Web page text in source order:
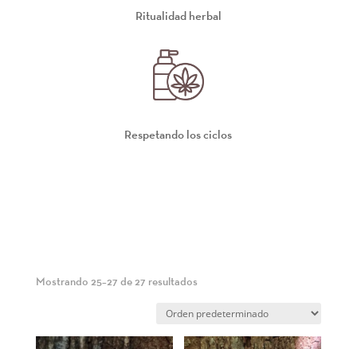
Ritualidad herbal
Respetando los ciclos
Mostrando 25–27 de 27 resultados